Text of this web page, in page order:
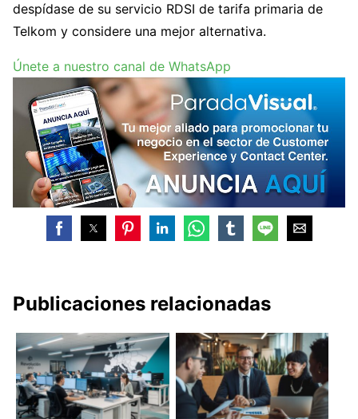
despídase de su servicio RDSI de tarifa primaria de
Telkom y considere una mejor alternativa.
Únete a nuestro canal de WhatsApp
Publicaciones relacionadas